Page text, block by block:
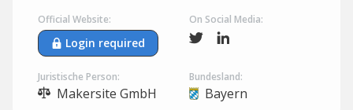
Official Website:
Login required
On Social Media:
Juristische Person:
Makersite GmbH
Bundesland:
Bayern